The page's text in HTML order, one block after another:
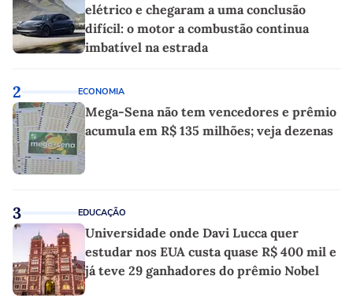
elétrico e chegaram a uma conclusão
difícil: o motor a combustão continua
imbatível na estrada
2 ECONOMIA
Mega-Sena não tem vencedores e prêmio
acumula em R$ 135 milhões; veja dezenas
3 EDUCAÇÃO
Universidade onde Davi Lucca quer
estudar nos EUA custa quase R$ 400 mil e
já teve 29 ganhadores do prêmio Nobel